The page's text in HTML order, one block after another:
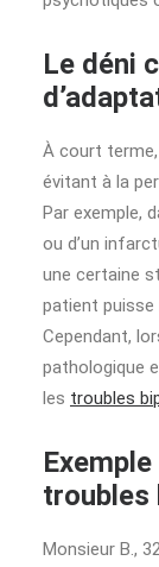
Le déni
À court
évitant à la
Par exemple,
ou d’un
une certaine
patient puisse
Cependant,
pathologique
les troubles
troubles
Monsieur B.,